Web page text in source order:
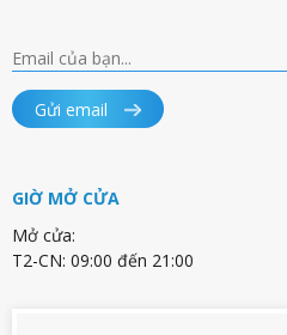
Gửi email
GIỜ MỞ CỬA
Mở cửa:
T2-CN: 09:00 đến 21:00